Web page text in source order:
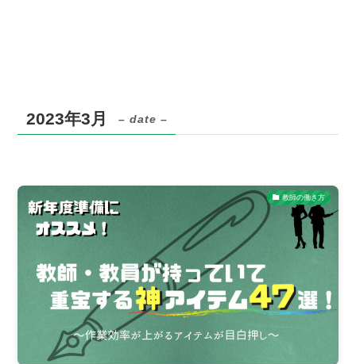
2023年3月 – date –
教師の働き方